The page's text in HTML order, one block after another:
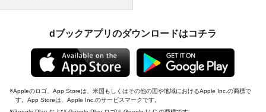
dブックアプリのダウンロードはコチラ
Appleのロゴ、App Storeは、米国もしくはその他の国や地域におけるApple Inc.の商標で
す。App Storeは、Apple Inc.のサービスマークです。